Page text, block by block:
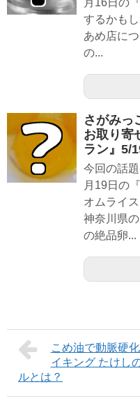
月16日の
するかも
あめ店に
の...
さがみっ
お取り寄
ラン』5/
今回の話
月19日の
オムライ
神奈川県
の絶品卵...
こめ油で動脈硬
イキング たけし
ルとは？